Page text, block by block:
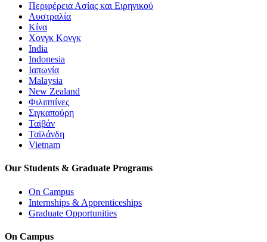
Περιφέρεια Ασίας και Ειρηνικού
Αυστραλία
Κίνα
Χονγκ Κονγκ
India
Indonesia
Ιαπωνία
Malaysia
New Zealand
Φιλιππίνες
Σιγκαπούρη
Ταϊβάν
Ταϊλάνδη
Vietnam
Our Students & Graduate Programs
On Campus
Internships & Apprenticeships
Graduate Opportunities
On Campus